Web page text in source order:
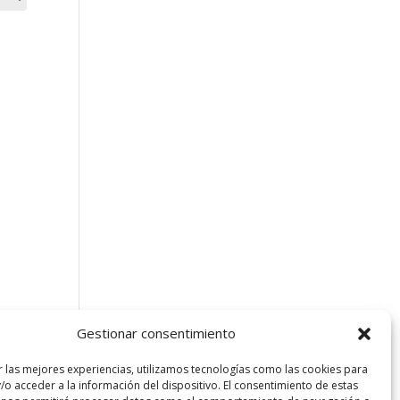
Gestionar consentimiento
las mejores experiencias, utilizamos tecnologías como las cookies para
o acceder a la información del dispositivo. El consentimiento de estas